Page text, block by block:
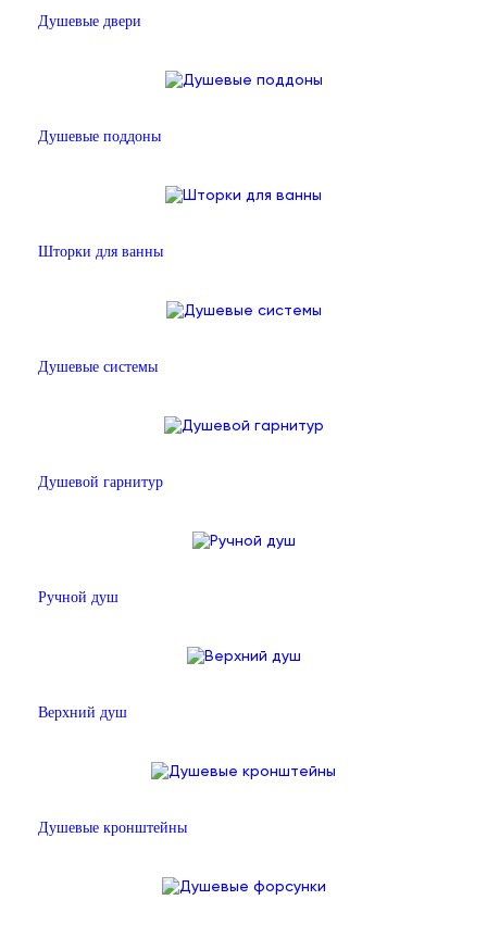
Душевые двери
Душевые поддоны
Шторки для ванны
Душевые системы
Душевой гарнитур
Ручной душ
Верхний душ
Душевые кронштейны